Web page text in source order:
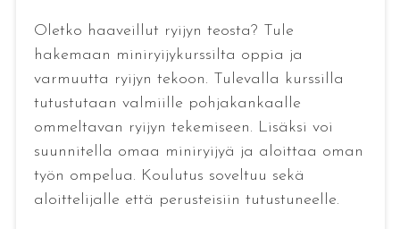
Oletko haaveillut ryijyn teosta? Tule
hakemaan miniryijykurssilta oppia ja
varmuutta ryijyn tekoon. Tulevalla kurssilla
tutustutaan valmiille pohjakankaalle
ommeltavan ryijyn tekemiseen. Lisäksi voi
suunnitella omaa miniryijyä ja aloittaa oman
työn ompelua. Koulutus soveltuu sekä
aloittelijalle että perusteisiin tutustuneelle.